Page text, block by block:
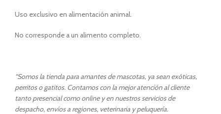
Uso exclusivo en alimentación animal.
No corresponde a un alimento completo.
“Somos la tienda para amantes de mascotas, ya sean exóticas,
perritos o gatitos. Contamos con la mejor atención al cliente
tanto presencial como online y en nuestros servicios de
despacho, envíos a regiones, veterinaria y peluquería.